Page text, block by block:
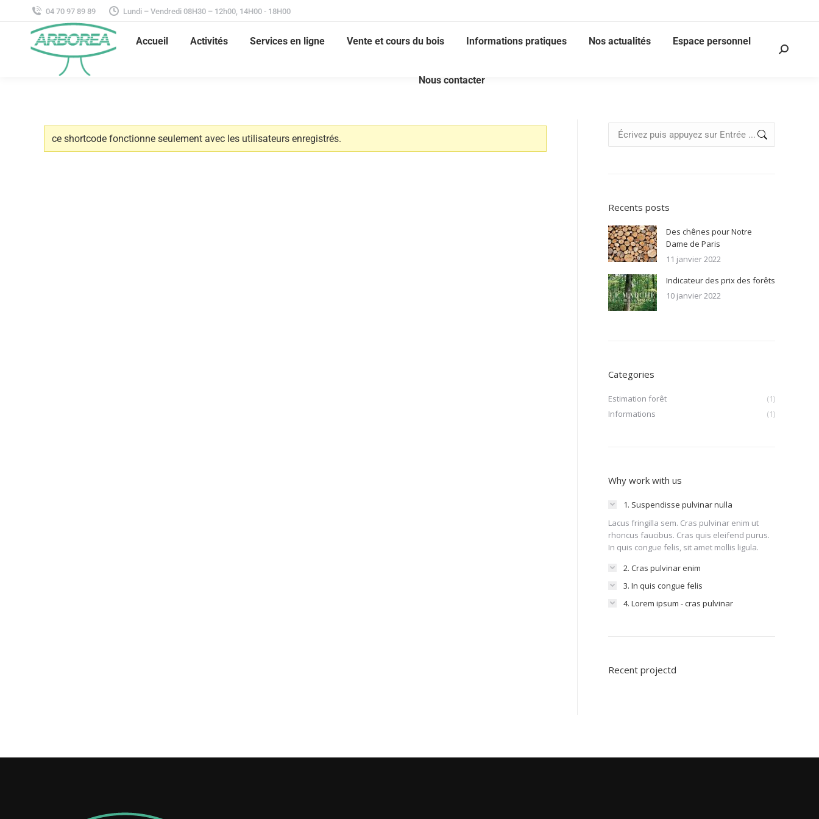
04 70 97 89 89 Lundi – Vendredi 08H30 – 12h00, 14H00 - 18H00
Accueil Activités Services en ligne Vente et cours du bois Informations pratiques Nos actualités Espace personnel
Nous contacter
ce shortcode fonctionne seulement avec les utilisateurs enregistrés.
Recents posts
Des chênes pour Notre
Dame de Paris
11 janvier 2022
Indicateur des prix des forêts
10 janvier 2022
Categories
Estimation forêt
(1)
Informations
(1)
Why work with us
1. Suspendisse pulvinar nulla
Lacus fringilla sem. Cras pulvinar enim ut
rhoncus faucibus. Cras quis eleifend purus.
In quis congue felis, sit amet mollis ligula.
2. Cras pulvinar enim
3. In quis congue felis
4. Lorem ipsum - cras pulvinar
Recent projectd